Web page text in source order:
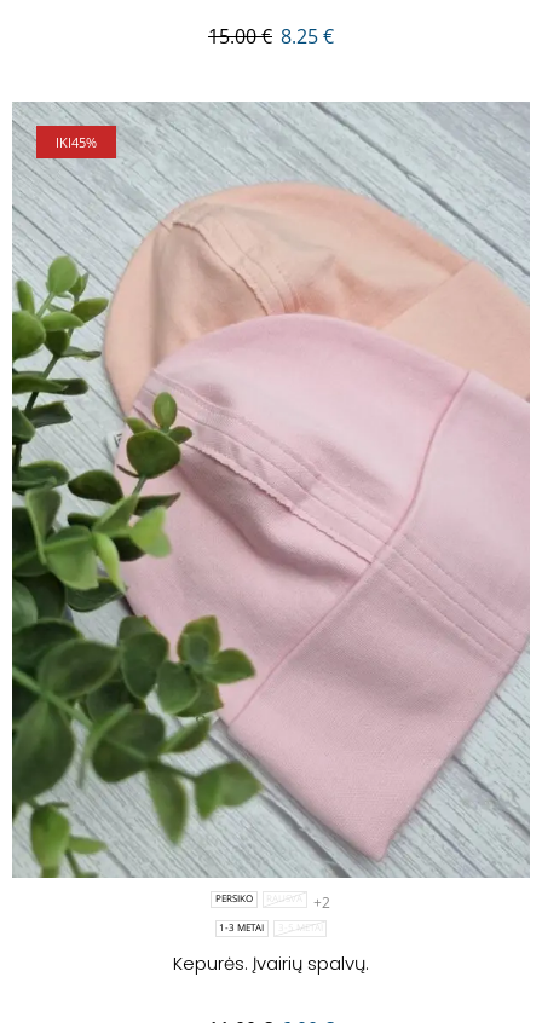
15.00€ 8.25€
IKI45%
PERSIKO RAUSVA +2
1-3 METAI 3-5 METAI
Kepurės. Įvairių spalvų.